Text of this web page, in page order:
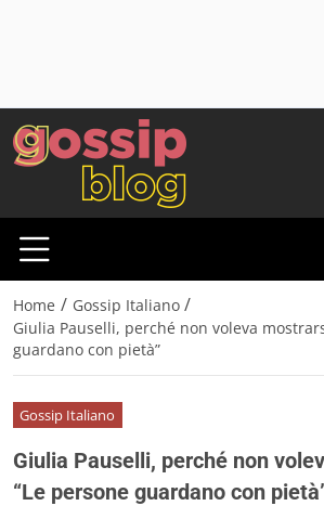
Home / Gossip Italiano /
Giulia Pauselli, perché non voleva
guardano con pietà”
Gossip Italiano
Giulia Pauselli, perché non
“Le persone guardano con